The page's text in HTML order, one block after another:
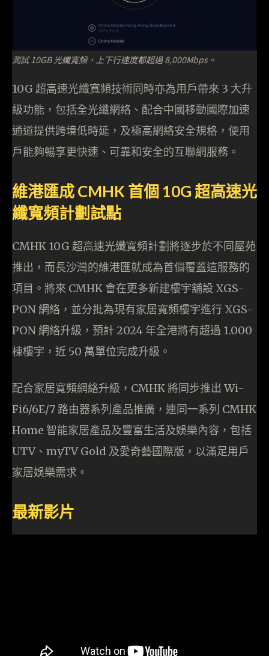
測試 10GB 光纖寬頻，上下行速度都超過 8,000Mbps。
10G 超高速光纖寬頻技術同時亦為用戶帶來 3 大升
級功能，包括全光纖網絡、配合中國移動國際加速
通道提供跨境低時延，及極高網絡安全規格，使用
戶能夠暢享更快速、可靠和安全的互聯網服務。
維港匯成 CMHK 首個 10G 超高速光
纖寬頻計劃試點
CMHK 10G 超高速光纖寬頻計劃將逐步於不同屋苑
推出，而長沙灣的維港匯就成為首個覆蓋這服務的
項目。將來 CMHK 會在更多新建樓宇舖設 XGS-
PON 網絡，並分批為現有家居寬頻樓宇進行 XGS-
PON 網絡升級，預計 2024 年全港將有超過 1.000
棟樓宇，近 50 萬單位完成升級。
配合家居寬頻網絡升級，CMHK 將同步推出 Wi-
Fi6/6E/7 路由器系列產品推廣，連同一系列 CMHK
Home 智能家居產品及豐富生活及娛樂內容，包括
UTV、myTV Gold 及愛奇藝國際版，以滿足用戶
家居娛樂需求。
最新影片